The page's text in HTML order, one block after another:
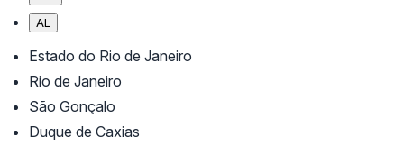
AL
Estado do Rio de Janeiro
Rio de Janeiro
São Gonçalo
Duque de Caxias